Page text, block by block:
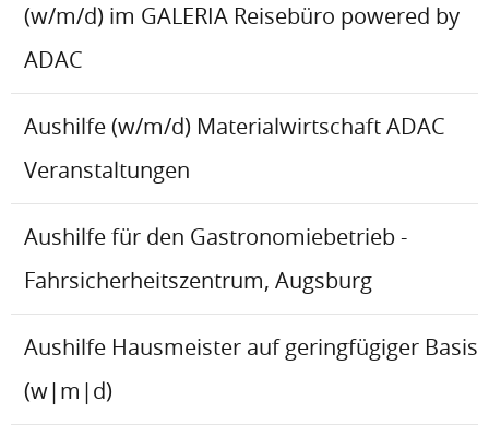
(w/m/d) im GALERIA Reisebüro powered by
ADAC
Aushilfe (w/m/d) Materialwirtschaft ADAC
Veranstaltungen
Aushilfe für den Gastronomiebetrieb -
Fahrsicherheitszentrum, Augsburg
Aushilfe Hausmeister auf geringfügiger Basis
(w|m|d)